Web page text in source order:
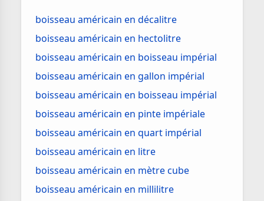
boisseau américain en décalitre
boisseau américain en hectolitre
boisseau américain en boisseau impérial
boisseau américain en gallon impérial
boisseau américain en boisseau impérial
boisseau américain en pinte impériale
boisseau américain en quart impérial
boisseau américain en litre
boisseau américain en mètre cube
boisseau américain en millilitre